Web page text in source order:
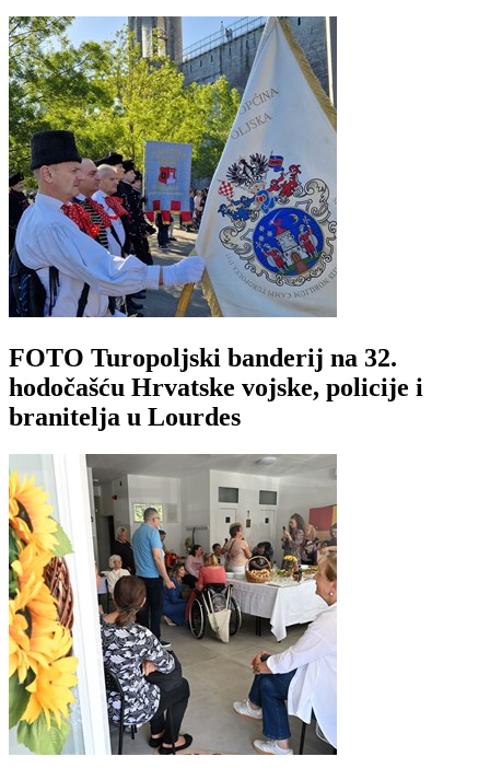
FOTO Turopoljski banderij na 32.
hodočašću Hrvatske vojske, policije i
branitelja u Lourdes